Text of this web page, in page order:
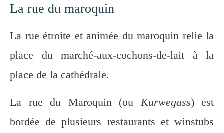
La rue du maroquin
La rue étroite et animée du maroquin relie la
place du marché-aux-cochons-de-lait à la
place de la cathédrale.
La rue du Maroquin (ou Kurwegass) est
bordée de plusieurs restaurants et winstubs